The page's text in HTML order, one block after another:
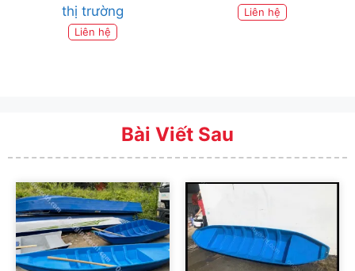
thị trường
Liên hệ
Liên hệ
Bài Viết Sau